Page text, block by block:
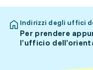
Indirizzi degli uffici
Per prendere
l’ufficio